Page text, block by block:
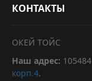
КОНТАКТЫ
ОКЕЙ ТОЙС
Наш адрес: 105484
корп.4.